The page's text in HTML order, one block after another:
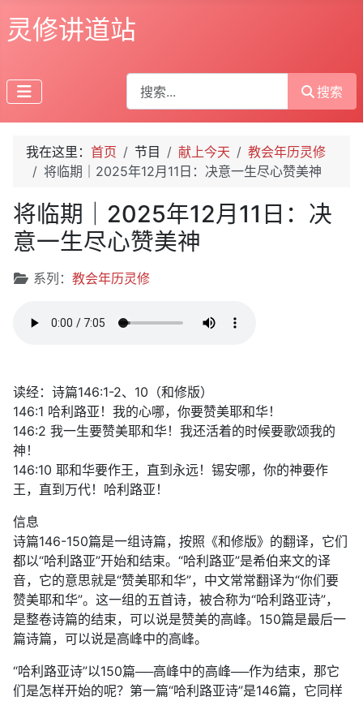
灵修讲道站
搜索
搜索
我在这里： 首页 节目 献上今天
教会年历灵修
将临期｜2025年12月11日：决意一生尽心赞美神
将临期｜2025年12月11日：决
意一生尽心赞美神
文章信息
系列： 教会年历灵修
读经：诗篇146:1-2、10（和修版）
146:1 哈利路亚！我的心哪，你要赞美耶和华！
146:2 我一生要赞美耶和华！我还活着的时候要歌颂我的
神！
146:10 耶和华要作王，直到永远！锡安哪，你的神要作
王，直到万代！哈利路亚！
信息
诗篇146-150篇是一组诗篇，按照《和修版》的翻译，它们
都以“哈利路亚”开始和结束。“哈利路亚”是希伯来文的译
音，它的意思就是“赞美耶和华”，中文常常翻译为“你们要
赞美耶和华”。这一组的五首诗，被合称为“哈利路亚诗”，
是整卷诗篇的结束，可以说是赞美的高峰。150篇是最后一
篇诗篇，可以说是高峰中的高峰。
“哈利路亚诗”以150篇──高峰中的高峰──作为结束，那它
们是怎样开始的呢？第一篇“哈利路亚诗”是146篇，它同样